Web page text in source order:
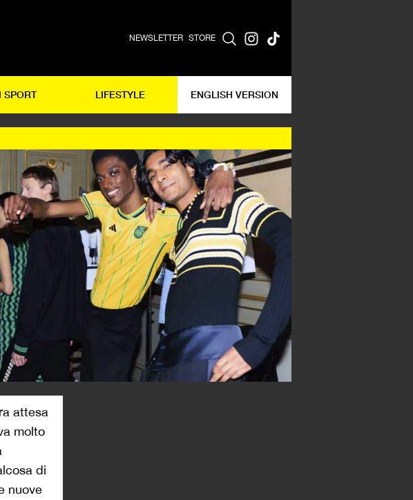
NEWSLETTER STORE
SPORT LIFESTYLE ENGLISH VERSION
attesa
molto
di
nuove